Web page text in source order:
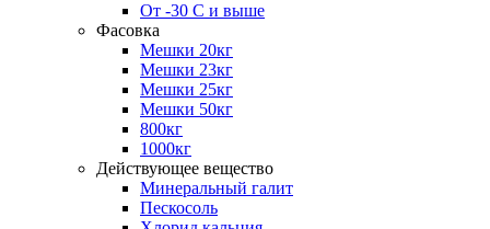
От -30 С и выше
Фасовка
Мешки 20кг
Мешки 23кг
Мешки 25кг
Мешки 50кг
800кг
1000кг
Действующее вещество
Минеральный галит
Пескосоль